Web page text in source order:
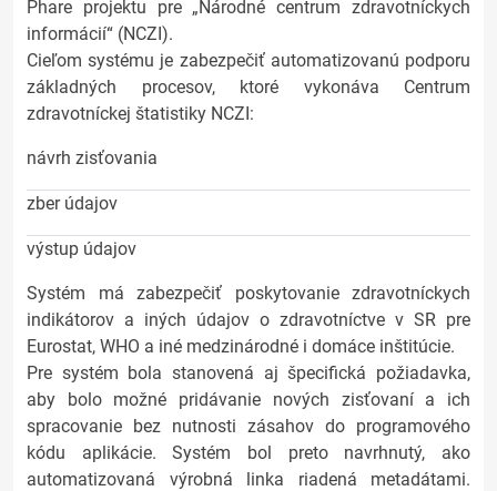
Phare projektu pre „Národné centrum zdravotníckych
informácií“ (NCZI).
Cieľom systému je zabezpečiť automatizovanú podporu
základných procesov, ktoré vykonáva Centrum
zdravotníckej štatistiky NCZI:
návrh zisťovania
zber údajov
výstup údajov
Systém má zabezpečiť poskytovanie zdravotníckych
indikátorov a iných údajov o zdravotníctve v SR pre
Eurostat, WHO a iné medzinárodné i domáce inštitúcie.
Pre systém bola stanovená aj špecifická požiadavka,
aby bolo možné pridávanie nových zisťovaní a ich
spracovanie bez nutnosti zásahov do programového
kódu aplikácie. Systém bol preto navrhnutý, ako
automatizovaná výrobná linka riadená metadátami.